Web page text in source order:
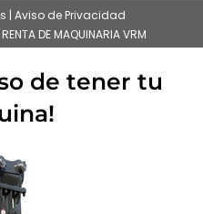
| Aviso de Privacidad
DE MAQUINARIA VRM
de tener tu